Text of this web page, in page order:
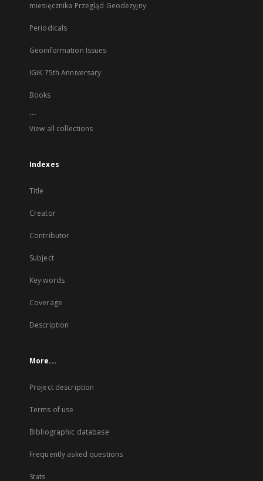
miesięcznika Przegląd Geodezyjny
Periodicals
Geoinformation Issues
IGiK 75th Anniversary
Books
...
View all collections
Indexes
Title
Creator
Contributor
Subject
Key words
Coverage
Description
More...
Project description
Terms of use
Bibliographic database
Frequently asked questions
Stats